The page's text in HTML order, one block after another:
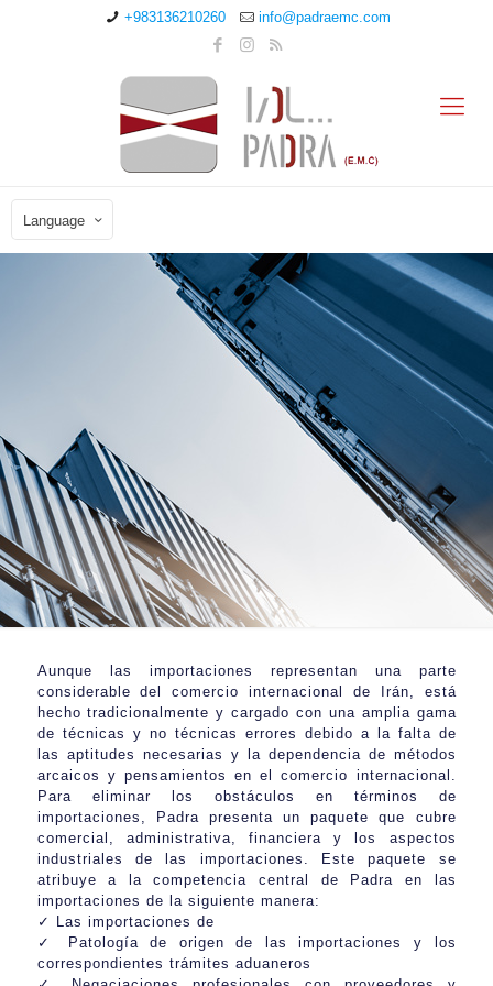
+983136210260 info@padraemc.com
Language
Aunque las importaciones representan una parte
considerable del comercio internacional de Irán, está
hecho tradicionalmente y cargado con una amplia gama
de técnicas y no técnicas errores debido a la falta de
las aptitudes necesarias y la dependencia de métodos
arcaicos y pensamientos en el comercio internacional.
Para eliminar los obstáculos en términos de
importaciones, Padra presenta un paquete que cubre
comercial, administrativa, financiera y los aspectos
industriales de las importaciones. Este paquete se
atribuye a la competencia central de Padra en las
importaciones de la siguiente manera:
✓ Las importaciones de
✓ Patología de origen de las importaciones y los
correspondientes trámites aduaneros